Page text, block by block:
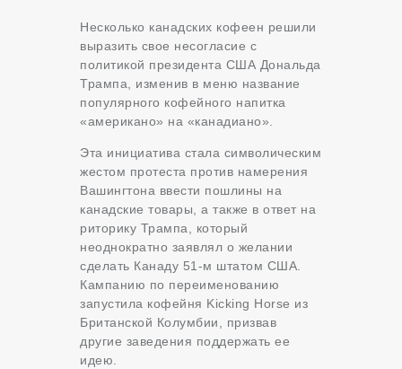
Несколько канадских кофеен решили
выразить свое несогласие с
политикой президента США Дональда
Трампа, изменив в меню название
популярного кофейного напитка
«американо» на «канадиано».
Эта инициатива стала символическим
жестом протеста против намерения
Вашингтона ввести пошлины на
канадские товары, а также в ответ на
риторику Трампа, который
неоднократно заявлял о желании
сделать Канаду 51-м штатом США.
Кампанию по переименованию
запустила кофейня Kicking Horse из
Британской Колумбии, призвав
другие заведения поддержать ее
идею.